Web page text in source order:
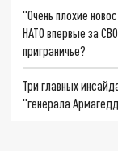
"Очень плохие
НАТО впервые за
приграничье?
Три главных
"генерала